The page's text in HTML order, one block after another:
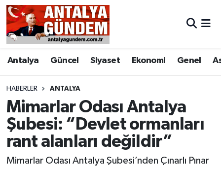
Antalya Güncel Siyaset Ekonomi Genel
HABERLER ANTALYA
Mimarlar Odası Antalya
Şubesi: “Devlet ormanları
rant alanları değildir”
Mimarlar Odası Antalya Şubesi’nden Çınarlı Pınar
Antalya
Asayiş
Bilim & Teknoloji
Bölge
EĞİTİM
Ekonomi
Antalya Nöbetçi Eczaneler
Antalya Hava Durumu
Antalya Namaz Vakitleri
Antalya Trafik Yoğunluk Haritası
Süper Lig Puan Durumu ve Fikstür
Tüm Manşetler